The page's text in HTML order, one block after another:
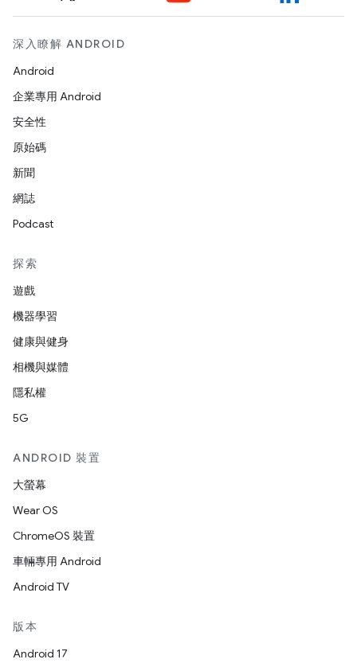
深入瞭解 ANDROID
Android
企業專用 Android
安全性
原始碼
新聞
網誌
Podcast
探索
遊戲
機器學習
健康與健身
相機與媒體
隱私權
5G
ANDROID 裝置
大螢幕
Wear OS
ChromeOS 裝置
車輛專用 Android
Android TV
版本
Android 17